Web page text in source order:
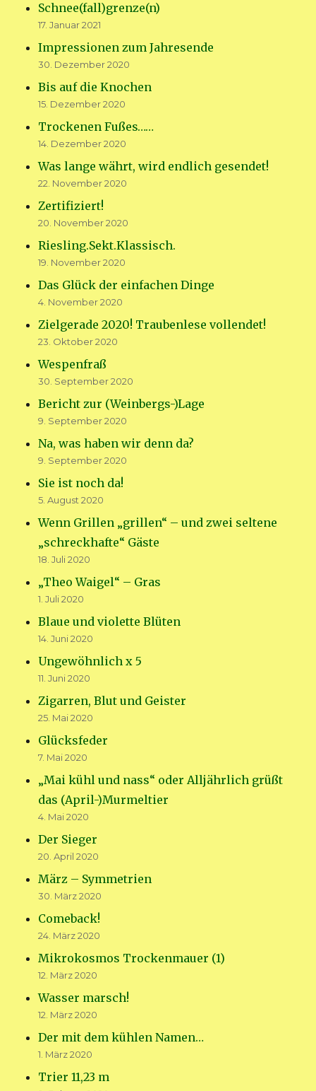
Schnee(fall)grenze(n)
17. Januar 2021
Impressionen zum Jahresende
30. Dezember 2020
Bis auf die Knochen
15. Dezember 2020
Trockenen Fußes……
14. Dezember 2020
Was lange währt, wird endlich gesendet!
22. November 2020
Zertifiziert!
20. November 2020
Riesling.Sekt.Klassisch.
19. November 2020
Das Glück der einfachen Dinge
4. November 2020
Zielgerade 2020! Traubenlese vollendet!
23. Oktober 2020
Wespenfraß
30. September 2020
Bericht zur (Weinbergs-)Lage
9. September 2020
Na, was haben wir denn da?
9. September 2020
Sie ist noch da!
5. August 2020
Wenn Grillen „grillen“ – und zwei seltene
„schreckhafte“ Gäste
18. Juli 2020
„Theo Waigel“ – Gras
1. Juli 2020
Blaue und violette Blüten
14. Juni 2020
Ungewöhnlich x 5
11. Juni 2020
Zigarren, Blut und Geister
25. Mai 2020
Glücksfeder
7. Mai 2020
„Mai kühl und nass“ oder Alljährlich grüßt
das (April-)Murmeltier
4. Mai 2020
Der Sieger
20. April 2020
März – Symmetrien
30. März 2020
Comeback!
24. März 2020
Mikrokosmos Trockenmauer (1)
12. März 2020
Wasser marsch!
12. März 2020
Der mit dem kühlen Namen…
1. März 2020
Trier 11,23 m